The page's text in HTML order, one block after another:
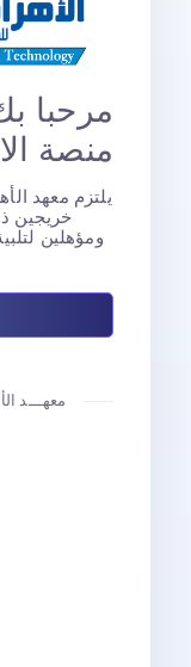
مرحبا
منصة
يلتزم معهد
خريجين
ومؤهلين
معهـــد